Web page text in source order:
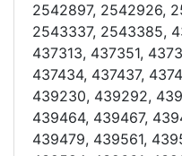
2542897, 2542926,
2543337, 2543385,
437313, 437351,
437434, 437437,
439230, 439292,
439464, 439467,
439479, 439561,